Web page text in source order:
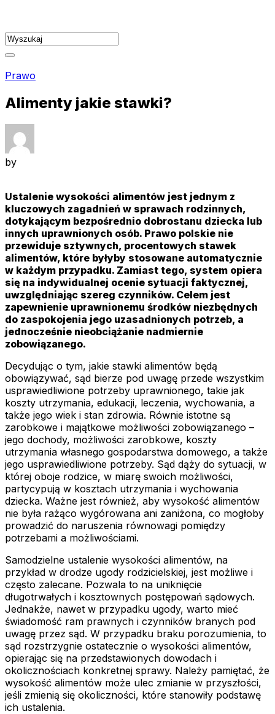
content
Prawo
Alimenty jakie stawki?
by
Ustalenie wysokości alimentów jest jednym z
kluczowych zagadnień w sprawach rodzinnych,
dotykającym bezpośrednio dobrostanu dziecka lub
innych uprawnionych osób. Prawo polskie nie
przewiduje sztywnych, procentowych stawek
alimentów, które byłyby stosowane automatycznie
w każdym przypadku. Zamiast tego, system opiera
się na indywidualnej ocenie sytuacji faktycznej,
uwzględniając szereg czynników. Celem jest
zapewnienie uprawnionemu środków niezbędnych
do zaspokojenia jego uzasadnionych potrzeb, a
jednocześnie nieobciążanie nadmiernie
zobowiązanego.
Decydując o tym, jakie stawki alimentów będą
obowiązywać, sąd bierze pod uwagę przede wszystkim
usprawiedliwione potrzeby uprawnionego, takie jak
koszty utrzymania, edukacji, leczenia, wychowania, a
także jego wiek i stan zdrowia. Równie istotne są
zarobkowe i majątkowe możliwości zobowiązanego –
jego dochody, możliwości zarobkowe, koszty
utrzymania własnego gospodarstwa domowego, a także
jego usprawiedliwione potrzeby. Sąd dąży do sytuacji, w
której oboje rodzice, w miarę swoich możliwości,
partycypują w kosztach utrzymania i wychowania
dziecka. Ważne jest również, aby wysokość alimentów
nie była rażąco wygórowana ani zaniżona, co mogłoby
prowadzić do naruszenia równowagi pomiędzy
potrzebami a możliwościami.
Samodzielne ustalenie wysokości alimentów, na
przykład w drodze ugody rodzicielskiej, jest możliwe i
często zalecane. Pozwala to na uniknięcie
długotrwałych i kosztownych postępowań sądowych.
Jednakże, nawet w przypadku ugody, warto mieć
świadomość ram prawnych i czynników branych pod
uwagę przez sąd. W przypadku braku porozumienia, to
sąd rozstrzygnie ostatecznie o wysokości alimentów,
opierając się na przedstawionych dowodach i
okolicznościach konkretnej sprawy. Należy pamiętać, że
wysokość alimentów może ulec zmianie w przyszłości,
jeśli zmienią się okoliczności, które stanowiły podstawę
ich ustalenia.